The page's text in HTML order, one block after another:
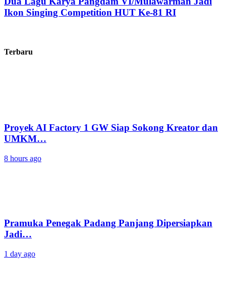
Ikon Singing Competition HUT Ke-81 RI
Terbaru
Proyek AI Factory 1 GW Siap Sokong Kreator dan
UMKM…
8 hours ago
Pramuka Penegak Padang Panjang Dipersiapkan
Jadi…
1 day ago